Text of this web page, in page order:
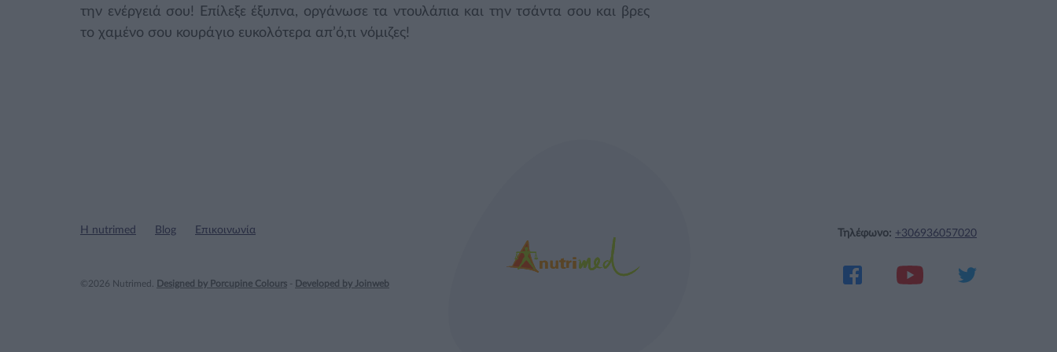
την ενέργειά σου! Επίλεξε έξυπνα, οργάνωσε τα ντουλάπια και την τσάντα σου και βρες
το χαμένο σου κουράγιο ευκολότερα απ’ό,τι νόμιζες!
Η nutrimed Blog Επικοινωνία
©2026 Nutrimed. Designed by Porcupine Colours - Developed by Joinweb
Τηλέφωνο: +306936057020